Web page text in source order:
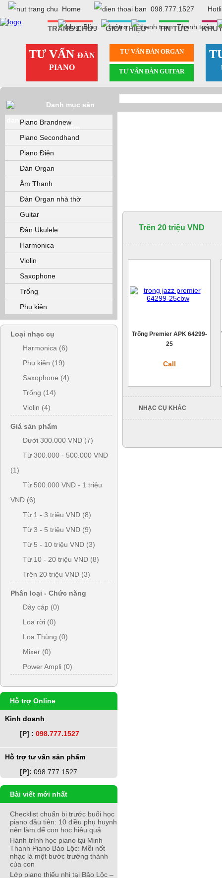
Home 098.777.1527
Blog Thanh toán
TRANG CHỦ GIỚI THIỆU TIN TỨC
TƯ VẤN ĐÀN
PIANO
TƯ VẤN ÐÀN ORGAN
TƯ VẤN ÐÀN GUITAR
Danh mục sản
Piano Brandnew
Piano Secondhand
Piano Điện
Đàn Organ
Âm Thanh
Đàn Organ nhà thờ
Guitar
Đàn Ukulele
Harmonica
Violin
Saxophone
Trống
Phụ kiện
Loại nhạc cụ
Harmonica (6)
Phụ kiện (19)
Saxophone (4)
Trống (14)
Violin (4)
Giá sản phẩm
Dưới 300.000 VND (7)
Từ 300.000 - 500.000 VND
(1)
Từ 500.000 VND - 1 triệu
VND (6)
Từ 1 - 3 triệu VND (8)
Từ 3 - 5 triệu VND (9)
Từ 5 - 10 triệu VND (3)
Từ 10 - 20 triệu VND (8)
Trên 20 triệu VND (3)
Phân loại - Chức năng
Dây cáp (0)
Loa rời (0)
Loa Thùng (0)
Mixer (0)
Power Ampli (0)
Hỗ trợ Online
Kinh doanh
[P] : 098.777.1527
Hỗ trợ tư vấn sản phẩm
[P]: 098.777.1527
Bài viết mới nhất
Checklist chuẩn bị trước buổi học
piano đầu tiên: 10 điều phụ huynh
nên làm để con học hiệu quả
Hành trình học piano tại Minh
Thanh Piano Bảo Lộc: Mỗi nốt
nhạc là một bước trưởng thành
của con
Lớp piano thiếu nhi tại Bảo Lộc –
Trên 20 triệu VND
Trống Premier APK 64299-
25
Call
NHẠC CỤ KHÁC